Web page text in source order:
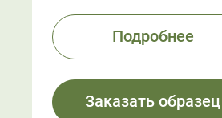
Подробнее
Заказать образец